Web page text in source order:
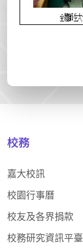
校務
嘉大校訊
校園行事曆
校友及各界捐款
校務研究資訊平臺